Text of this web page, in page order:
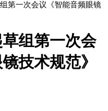
第一次会议《智能音频眼镜
组第一次会
技术规范》